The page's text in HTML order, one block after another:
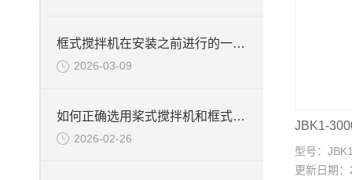
框式搅拌机在安装之前进行的一些基础检查
2026-03-09
如何正确选用桨式搅拌机和框式搅拌机
2026-02-26
型号：
更新日期：